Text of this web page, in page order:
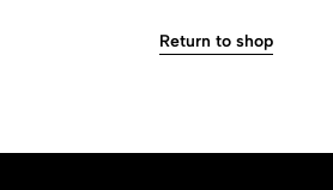
Return to shop